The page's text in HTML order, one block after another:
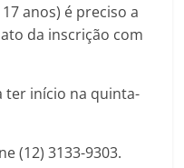
anos) é preciso a
da inscrição com
ter início na quinta-
(12) 3133-9303.